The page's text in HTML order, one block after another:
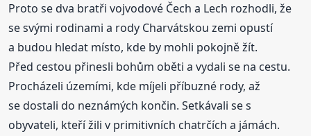
Proto se dva bratři vojvodové Čech a Lech rozhodli, že
se svými rodinami a rody Charvátskou zemi opustí
a budou hledat místo, kde by mohli pokojně žít.
Před cestou přinesli bohům oběti a vydali se na cestu.
Procházeli územími, kde míjeli příbuzné rody, až
se dostali do neznámých končin. Setkávali se s
obyvateli, kteří žili v primitivních chatrčích a jámách.